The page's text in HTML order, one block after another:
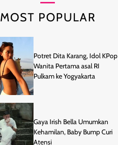
MOST POPULAR
Potret Dita Karang, Idol KPop
Wanita Pertama asal RI
Pulkam ke Yogyakarta
Gaya Irish Bella Umumkan
Kehamilan, Baby Bump Curi
Atensi